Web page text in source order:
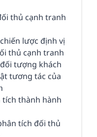
thủ cạnh tranh
lược định vị
thủ cạnh tranh
tượng khách
tương tác của
tích thành hành
tích đối thủ